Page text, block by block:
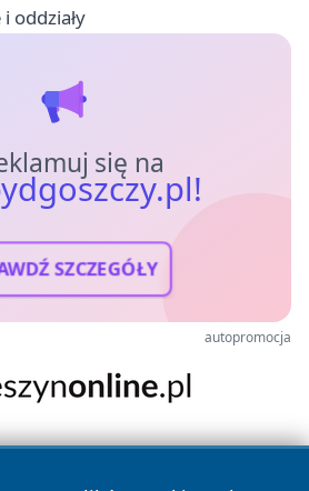
oddziały
się na
SZCZEGÓŁY
autopromocja